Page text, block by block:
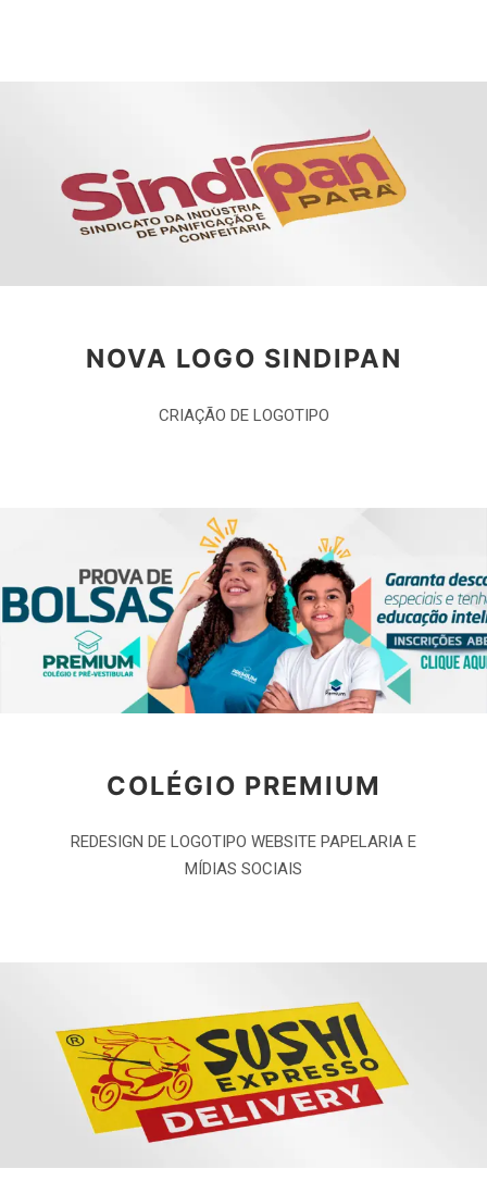
NOVA LOGO SINDIPAN
CRIAÇÃO DE LOGOTIPO
COLÉGIO PREMIUM
REDESIGN DE LOGOTIPO WEBSITE PAPELARIA E
MÍDIAS SOCIAIS